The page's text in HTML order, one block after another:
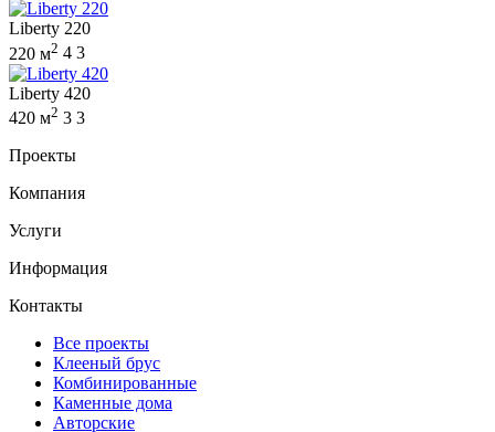
Liberty 220
220 м2 4 3
Liberty 420
420 м2 3 3
Проекты
Компания
Услуги
Информация
Контакты
Все проекты
Клееный брус
Комбинированные
Каменные дома
Авторские